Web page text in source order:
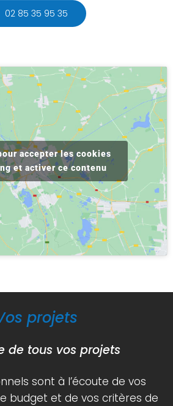
accepter les cookies
et activer ce contenu
02 85 35 95 35
projets
de tous vos projets
sont à l’écoute de vos
budget et de vos critères de